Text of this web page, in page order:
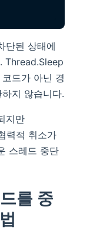
단된 상태에
Thread.Sleep
드가 아닌 경
지 않습니다.
지만
력적 취소가
스레드 중단
를 중